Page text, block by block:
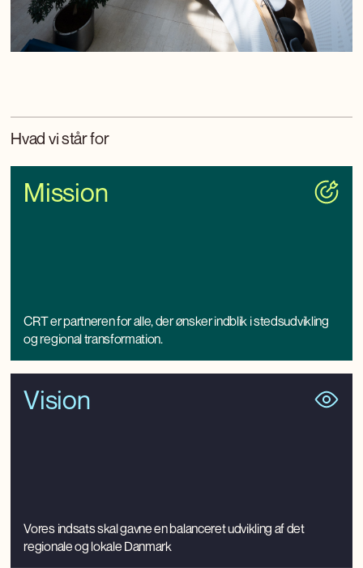
Hvad vi står for
Mission
CRT er partneren for alle, der ønsker indblik i stedsudvikling
og regional transformation.
Vision
Vores indsats skal gavne en balanceret udvikling af det
regionale og lokale Danmark